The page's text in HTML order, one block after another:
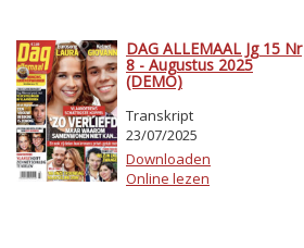
DAG ALLEMAAL Jg 15 Nr
8 - Augustus 2025
(DEMO)
Transkript
23/07/2025
Downloaden
Online lezen